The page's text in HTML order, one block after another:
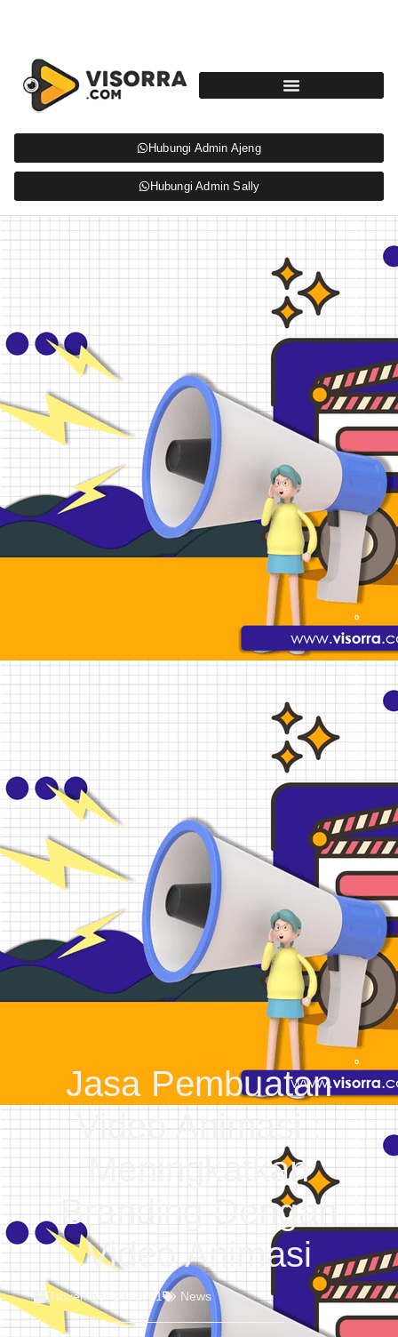
Hubungi Admin Ajeng
Hubungi Admin Sally
Jasa Pembuatan
Video Animasi :
Meningkatkan
Branding Dengan
Video Animasi
November 23, 2021 News